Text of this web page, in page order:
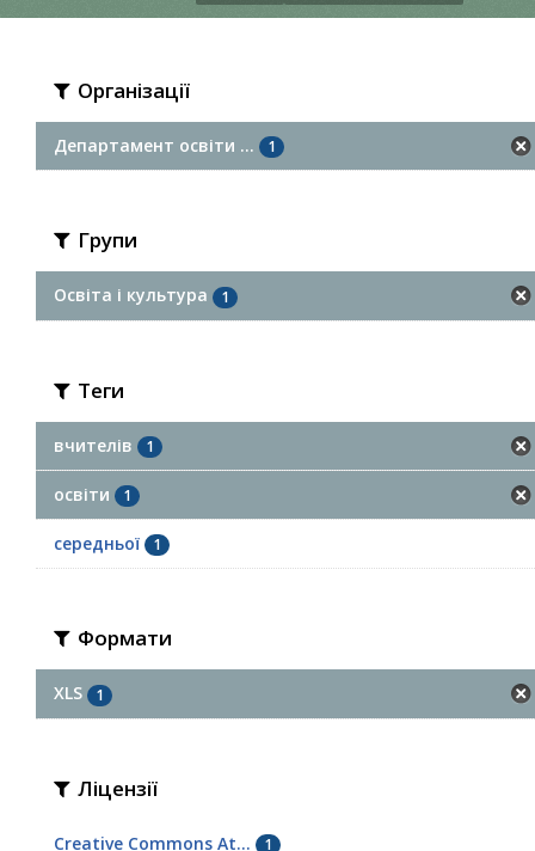
Організації
Департамент освіти ... 1
Групи
Освіта і культура 1
Теги
вчителів 1
освіти 1
середньої 1
Формати
XLS 1
Ліцензії
Creative Commons At... 1